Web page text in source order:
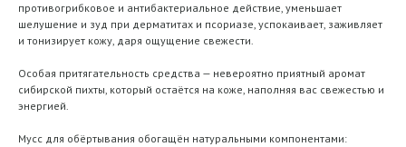
противогрибковое и антибактериальное действие, уменьшает
шелушение и зуд при дерматитах и псориазе, успокаивает, заживляет
и тонизирует кожу, даря ощущение свежести.
Особая притягательность средства — невероятно приятный аромат
сибирской пихты, который остаётся на коже, наполняя вас свежестью и
энергией.
Мусс для обёртывания обогащён натуральными компонентами: